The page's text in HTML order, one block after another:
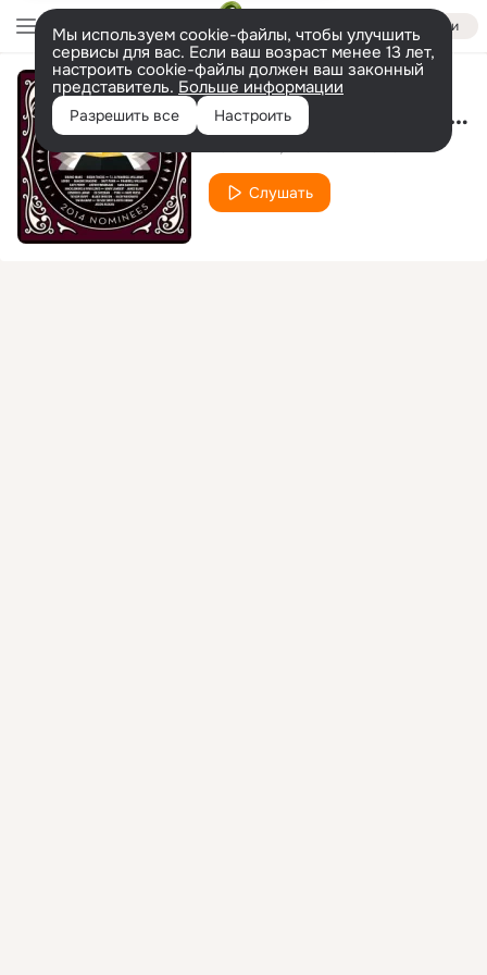
Войти
Мы используем cookie-файлы, чтобы улучшить
сервисы для вас. Если ваш возраст менее 13 лет,
настроить cookie-файлы должен ваш законный
представитель. Больше информации
Разрешить все Настроить Get Lucky (feat. Pharrell Williams)
Слушать